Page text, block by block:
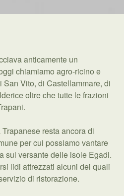
anticamente un
chiamiamo agro-ricino e
Vito, di Castellammare, di
oltre che tutte le frazioni
resta ancora di
per cui possiamo vantare
sul versante delle isole Egadi.
lidi attrezzati alcuni dei quali
di ristorazione.